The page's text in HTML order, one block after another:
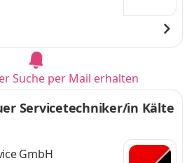
Suche per Mail erhalten
Servicetechniker/in Kälte
GmbH